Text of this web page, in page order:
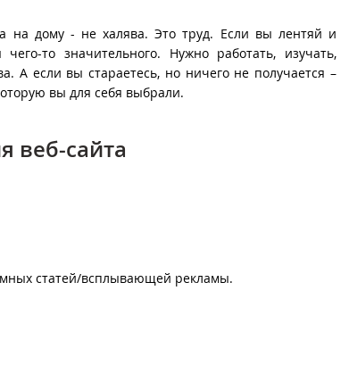
на дому - не халява. Это труд. Если вы лентяй и
то значительного. Нужно работать, изучать,
А если вы стараетесь, но ничего не получается –
вы для себя выбрали.
веб-сайта
статей/всплывающей рекламы.